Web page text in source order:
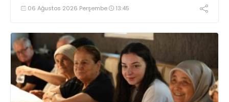
06 Ağustos 2026 Perşembe 13:45